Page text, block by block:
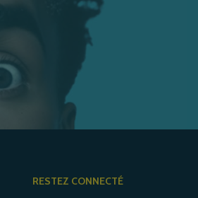
RESTEZ CONNECTÉ